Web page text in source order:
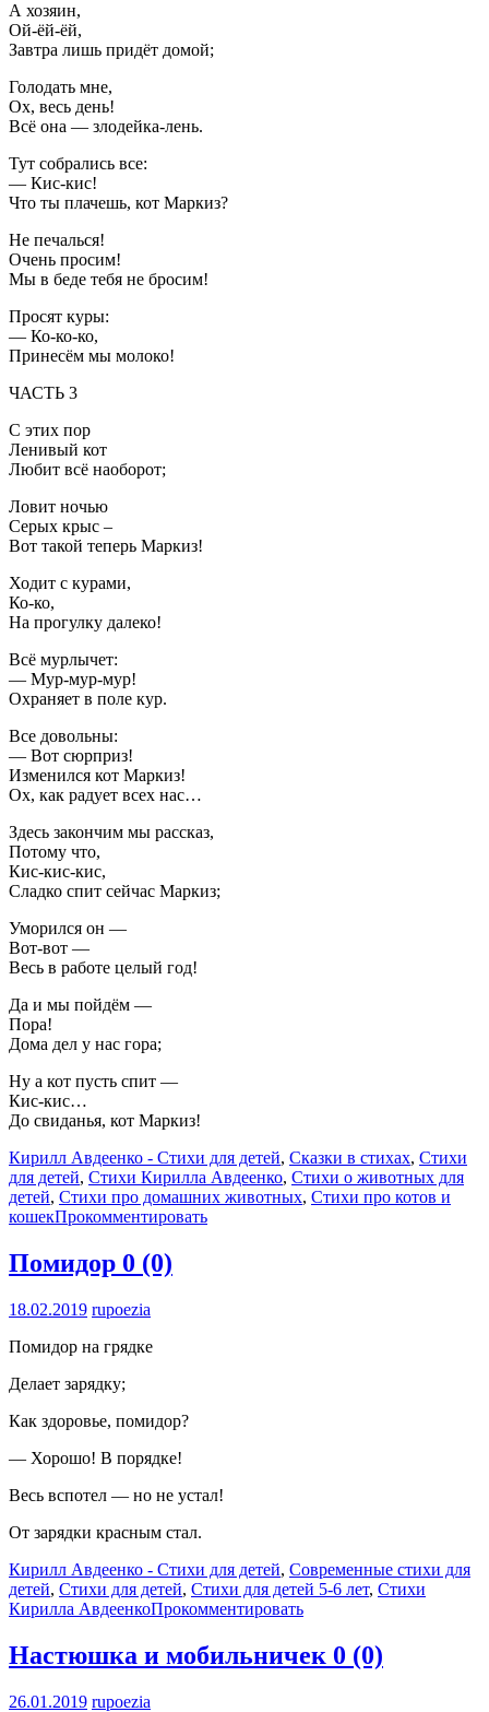
А хозяин,
Ой-ёй-ёй,
Завтра лишь придёт домой;
Голодать мне,
Ох, весь день!
Всё она — злодейка-лень.
Тут собрались все:
— Кис-кис!
Что ты плачешь, кот Маркиз?
Не печалься!
Очень просим!
Мы в беде тебя не бросим!
Просят куры:
— Ко-ко-ко,
Принесём мы молоко!
ЧАСТЬ 3
С этих пор
Ленивый кот
Любит всё наоборот;
Ловит ночью
Серых крыс –
Вот такой теперь Маркиз!
Ходит с курами,
Ко-ко,
На прогулку далеко!
Всё мурлычет:
— Мур-мур-мур!
Охраняет в поле кур.
Все довольны:
— Вот сюрприз!
Изменился кот Маркиз!
Ох, как радует всех нас…
Здесь закончим мы рассказ,
Потому что,
Кис-кис-кис,
Сладко спит сейчас Маркиз;
Уморился он —
Вот-вот —
Весь в работе целый год!
Да и мы пойдём —
Пора!
Дома дел у нас гора;
Ну а кот пусть спит —
Кис-кис…
До свиданья, кот Маркиз!
Кирилл Авдеенко - Стихи для детей, Сказки в стихах, Стихи
для детей, Стихи Кирилла Авдеенко, Стихи о животных для
детей, Стихи про домашних животных, Стихи про котов и
кошекПрокомментировать
Помидор 0 (0)
18.02.2019 rupoezia
Помидор на грядке
Делает зарядку;
Как здоровье, помидор?
— Хорошо! В порядке!
Весь вспотел — но не устал!
От зарядки красным стал.
Кирилл Авдеенко - Стихи для детей, Современные стихи для
детей, Стихи для детей, Стихи для детей 5-6 лет, Стихи
Кирилла АвдеенкоПрокомментировать
Настюшка и мобильничек 0 (0)
26.01.2019 rupoezia